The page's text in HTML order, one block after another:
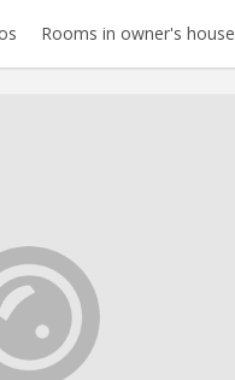
Rooms in owner's house